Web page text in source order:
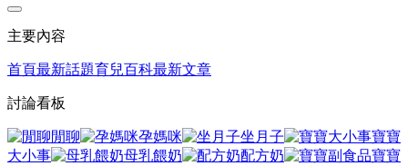
主要內容
首頁最新話題育兒百科最新文章
討論看板
閒聊 孕媽咪 坐月子
寶寶
大小事
母乳餵奶 配方奶
寶寶